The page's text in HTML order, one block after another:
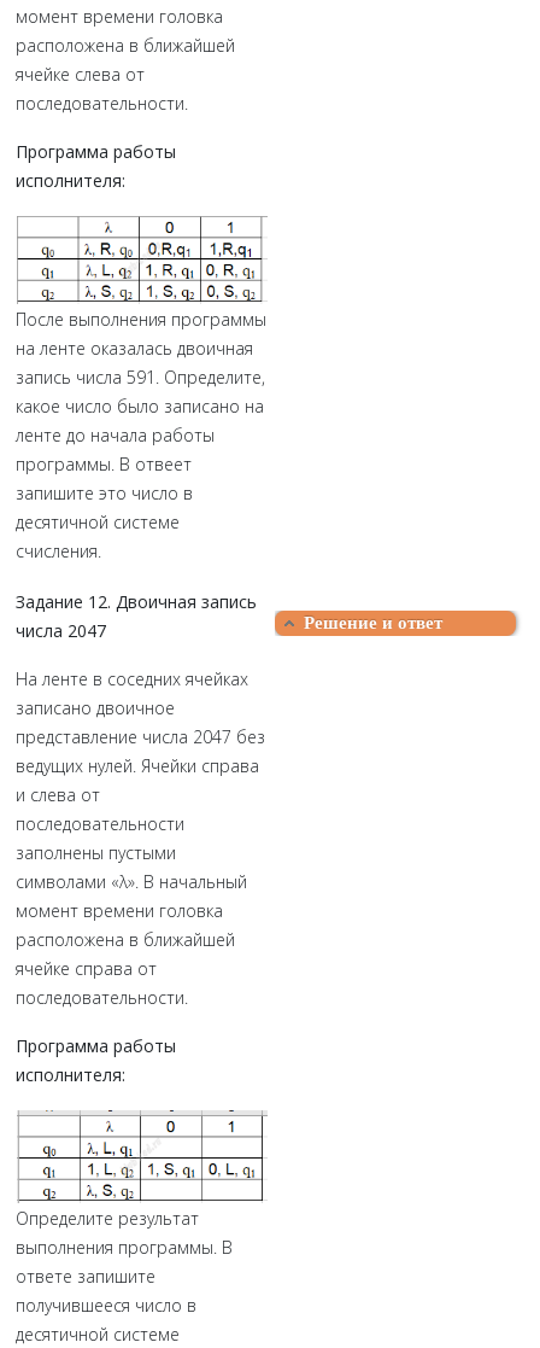
момент времени головка
расположена в ближайшей
ячейке слева от
последовательности.
Программа работы
исполнителя:
После выполнения программы
на ленте оказалась двоичная
запись числа 591. Определите,
какое число было записано на
ленте до начала работы
программы. В отвеет
запишите это число в
десятичной системе
счисления.
Задание 12. Двоичная запись
числа 2047
На ленте в соседних ячейках
записано двоичное
представление числа 2047 без
ведущих нулей. Ячейки справа
и слева от
последовательности
заполнены пустыми
символами «λ». В начальный
момент времени головка
расположена в ближайшей
ячейке справа от
последовательности.
Программа работы
исполнителя:
Определите результат
выполнения программы. В
ответе запишите
получившееся число в
десятичной системе
Решение и ответ